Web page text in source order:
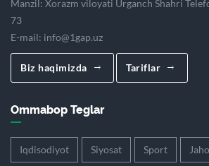
Manzil: Xorazm viloyati Urganch Shahri
73
E-mail: info@1gap.uz
Biz haqimizda Tariflar
Ommabop Teglar
Iqdisodiyot Siyosat Sport